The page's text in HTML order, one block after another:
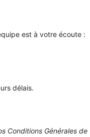
est à votre écoute :
délais.
Conditions Générales